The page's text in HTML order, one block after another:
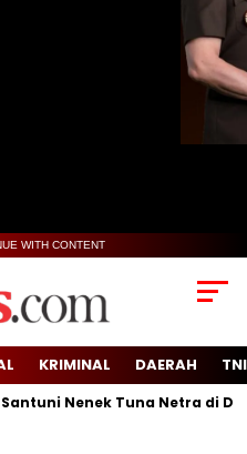
WITH CONTENT
KRIMINAL DAERAH
Nenek Tuna Netra di